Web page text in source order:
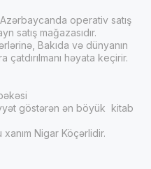
operativ satış
satış mağazasıdır.
Bakıda və dünyanın
həyata keçirir.
göstərən ən böyük kitab
Nigar Köçərlidir.